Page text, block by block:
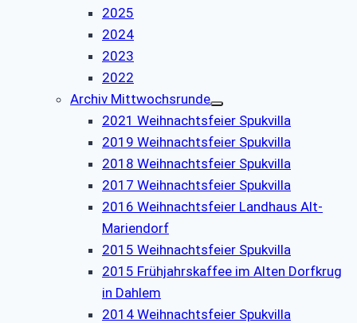
2025
2024
2023
2022
Archiv Mittwochsrunde
2021 Weihnachtsfeier Spukvilla
2019 Weihnachtsfeier Spukvilla
2018 Weihnachtsfeier Spukvilla
2017 Weihnachtsfeier Spukvilla
2016 Weihnachtsfeier Landhaus Alt-
Mariendorf
2015 Weihnachtsfeier Spukvilla
2015 Frühjahrskaffee im Alten Dorfkrug
in Dahlem
2014 Weihnachtsfeier Spukvilla